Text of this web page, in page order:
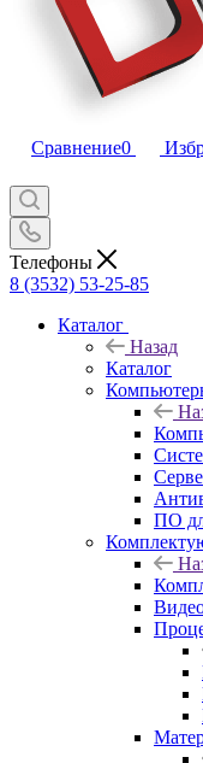
Сравнение0
Телефоны
8 (3532) 53-25-85
Каталог
Назад
Каталог
ПО